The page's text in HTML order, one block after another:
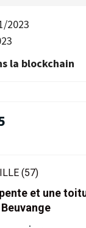
2023
la blockchain
(57)
et une